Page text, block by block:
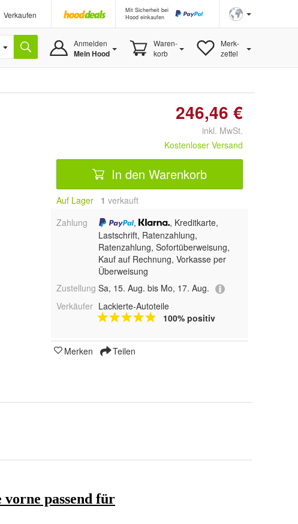
Verkaufen
Mit Sicherheit bei
Hood einkaufen
Anmelden
Mein Hood
Waren-
korb
Merk-
zettel
246,46 €
inkl. MwSt.
Kostenloser Versand
In den Warenkorb
Auf Lager 1 verkauft
Zahlung
,
, Kreditkarte,
Lastschrift, Ratenzahlung,
Ratenzahlung, Sofortüberweisung,
Kauf auf Rechnung, Vorkasse per
Überweisung
Zustellung Sa, 15. Aug. bis Mo, 17. Aug.
Verkäufer Lackierte-Autoteile
100% positiv
Merken Teilen